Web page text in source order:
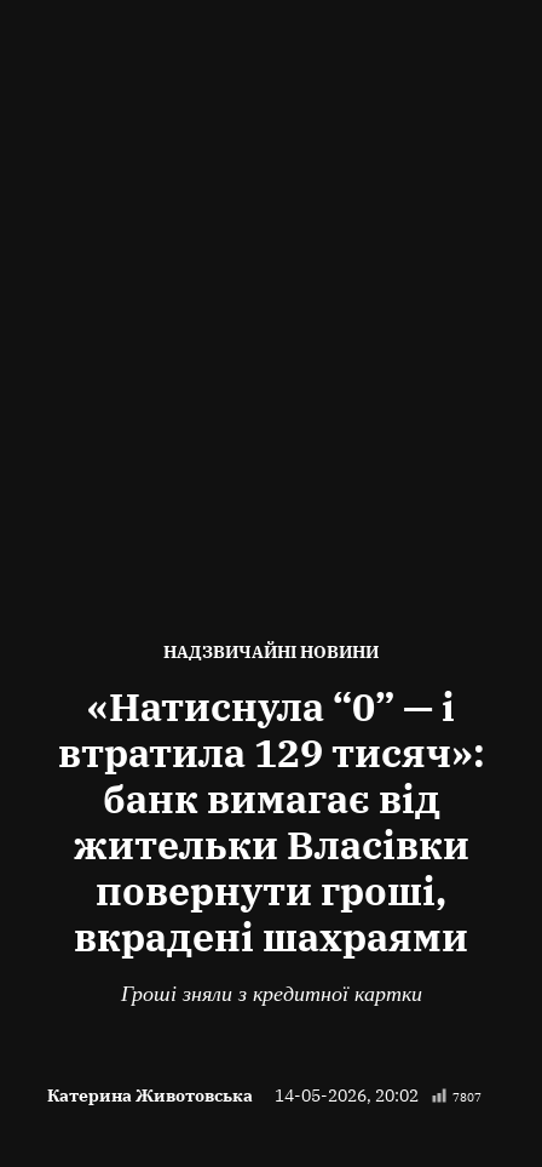
ОПУБЛІКОВАНО
НАДЗВИЧАЙНІ НОВИНИ
«Натиснула “0” — і
втратила 129 тисяч»:
банк вимагає від
жительки Власівки
повернути гроші,
вкрадені шахраями
Гроші зняли з кредитної картки
Катерина Животовська 14-05-2026, 20:02 7807